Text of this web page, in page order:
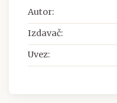
Autor:
Izdavač:
Uvez: